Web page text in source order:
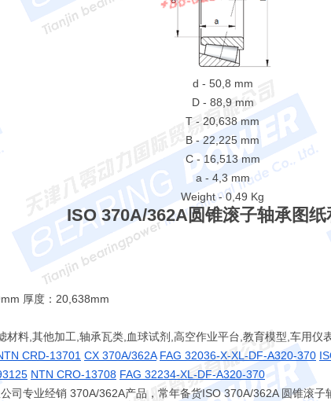
d - 50,8 mm
D - 88,9 mm
T - 20,638 mm
B - 22,225 mm
C - 16,513 mm
a - 4,3 mm
Weight - 0,49 Kg
ISO 370A/362A圆锥滚子轴承图纸
厚度：20,638mm
材料,其他加工,轴承瓦类,血球试剂,高空作业平台,教育模型,车用仪
CRD-13701 CX 370A/362A FAG 32036-X-XL-DF-A320-370
NTN CRO-13708 FAG 32234-XL-DF-A320-370
司专业经销 370A/362A产品，常年备货ISO 370A/362A 圆锥滚